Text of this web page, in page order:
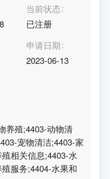
当前状态
已注册
申请日期
2023-06-13
养殖;4403-动物清
宠物清洁;4403-家
相关信息;4403-水
服务;4404-水果和